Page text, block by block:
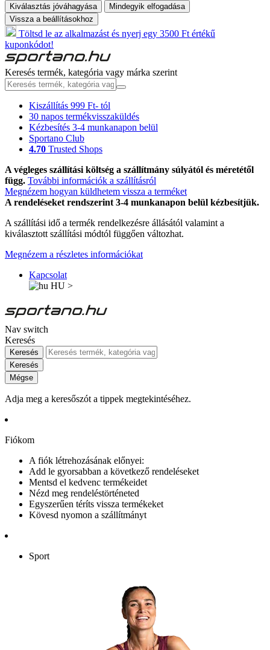
Kiválasztás jóváhagyása
Mindegyik elfogadása
Vissza a beállításokhoz
Töltsd le az alkalmazást és nyerj egy 3500 Ft értékű
kuponkódot!
Keresés termék, kategória vagy márka szerint
Kiszállítás 999 Ft- tól
30 napos termékvisszaküldés
Kézbesítés 3-4 munkanapon belül
Sportano Club
4.70 Trusted Shops
A végleges szállítási költség a szállítmány súlyától és méretétől
függ. További információk a szállításról
Megnézem hogyan küldhetem vissza a terméket
A rendeléseket rendszerint 3-4 munkanapon belül kézbesítjük.
A szállítási idő a termék rendelkezésre állásától valamint a
kiválasztott szállítási módtól függően változhat.
Megnézem a részletes információkat
Kapcsolat
HU >
Nav switch
Keresés
Keresés
Keresés
Mégse
Adja meg a keresőszót a tippek megtekintéséhez.
Fiókom
A fiók létrehozásának előnyei:
Add le gyorsabban a következő rendeléseket
Mentsd el kedvenc termékeidet
Nézd meg rendeléstörténeted
Egyszerűen téríts vissza termékeket
Kövesd nyomon a szállítmányt
Sport